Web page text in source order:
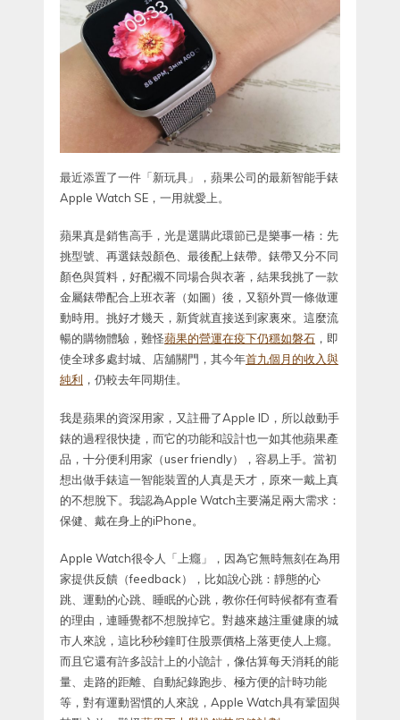
最近添置了一件「新玩具」，蘋果公司的最新智能手錶
Apple Watch SE，一用就愛上。
蘋果真是銷售高手，光是選購此環節已是樂事一樁：先
挑型號、再選錶殼顏色、最後配上錶帶。錶帶又分不同
顏色與質料，好配襯不同場合與衣著，結果我挑了一款
金屬錶帶配合上班衣著（如圖）後，又額外買一條做運
動時用。挑好才幾天，新貨就直接送到家裏來。這麼流
暢的購物體驗，難怪蘋果的營運在疫下仍穩如磐石 ，即
使全球多處封城、店舖關門，其今年首九個月的收入與
純利 ，仍較去年同期佳。
我是蘋果的資深用家，又註冊了Apple ID，所以啟動手
錶的過程很快捷，而它的功能和設計也一如其他蘋果產
品，十分便利用家（user friendly），容易上手。當初
想出做手錶這一智能裝置的人真是天才，原來一戴上真
的不想脫下。我認為Apple Watch主要滿足兩大需求：
保健、戴在身上的iPhone。
Apple Watch很令人「上癮」，因為它無時無刻在為用
家提供反饋（feedback），比如說心跳：靜態的心
跳、運動的心跳、睡眠的心跳，教你任何時候都有查看
的理由，連睡覺都不想脫掉它。對越來越注重健康的城
市人來說，這比秒秒鐘盯住股票價格上落更使人上癮。
而且它還有許多設計上的小詭計，像估算每天消耗的能
量、走路的距離、自動紀錄跑步、極方便的計時功能
等，對有運動習慣的人來說，Apple Watch具有鞏固與